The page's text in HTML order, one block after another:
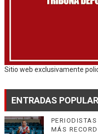
Sitio web exclusivamente
ENTRADAS
MÁS